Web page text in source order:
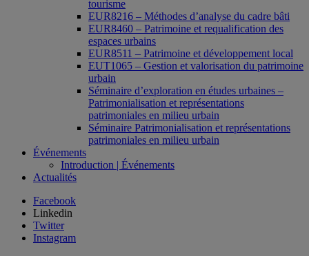
tourisme
EUR8216 – Méthodes d’analyse du cadre bâti
EUR8460 – Patrimoine et requalification des
espaces urbains
EUR8511 – Patrimoine et développement local
EUT1065 – Gestion et valorisation du patrimoine
urbain
Séminaire d’exploration en études urbaines –
Patrimonialisation et représentations
patrimoniales en milieu urbain
Séminaire Patrimonialisation et représentations
patrimoniales en milieu urbain
Événements
Introduction | Événements
Actualités
Facebook
Linkedin
Twitter
Instagram